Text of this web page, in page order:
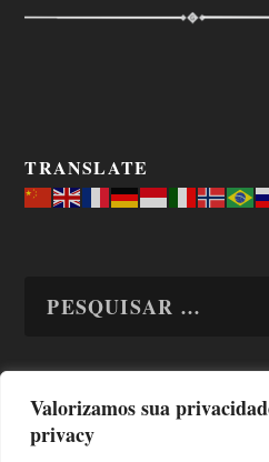
Valorizamos sua
privacy
TRANSLATE
TODAS OS ASSUNTOS